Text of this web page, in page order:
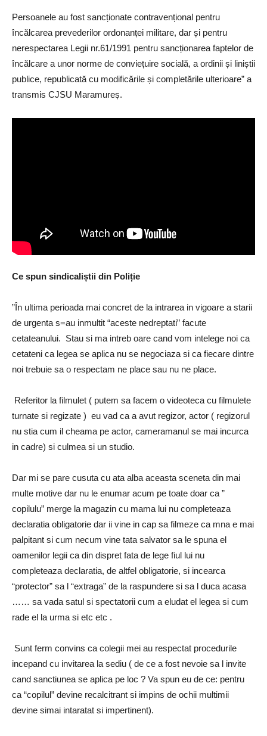
Persoanele au fost sancționate contravențional pentru
încălcarea prevederilor ordonanței militare, dar și pentru
nerespectarea Legii nr.61/1991 pentru sancționarea faptelor de
încălcare a unor norme de conviețuire socială, a ordinii și liniștii
publice, republicată cu modificările și completările ulterioare” a
transmis CJSU Maramureș.
Ce spun sindicaliștii din Poliție
”În ultima perioada mai concret de la intrarea in vigoare a starii
de urgenta s=au inmultit “aceste nedreptati” facute
cetateanului. Stau si ma intreb oare cand vom intelege noi ca
cetateni ca legea se aplica nu se negociaza si ca fiecare dintre
noi trebuie sa o respectam ne place sau nu ne place.
Referitor la filmulet ( putem sa facem o videoteca cu filmulete
turnate si regizate ) eu vad ca a avut regizor, actor ( regizorul
nu stia cum il cheama pe actor, cameramanul se mai incurca
in cadre) si culmea si un studio.
Dar mi se pare cusuta cu ata alba aceasta sceneta din mai
multe motive dar nu le enumar acum pe toate doar ca ”
copilulu” merge la magazin cu mama lui nu completeaza
declaratia obligatorie dar ii vine in cap sa filmeze ca mna e mai
palpitant si cum necum vine tata salvator sa le spuna el
oamenilor legii ca din dispret fata de lege fiul lui nu
completeaza declaratia, de altfel obligatorie, si incearca
“protector” sa l “extraga” de la raspundere si sa l duca acasa
…… sa vada satul si spectatorii cum a eludat el legea si cum
rade el la urma si etc etc .
Sunt ferm convins ca colegii mei au respectat procedurile
incepand cu invitarea la sediu ( de ce a fost nevoie sa l invite
cand sanctiunea se aplica pe loc ? Va spun eu de ce: pentru
ca “copilul” devine recalcitrant si impins de ochii multimii
devine simai intaratat si impertinent).